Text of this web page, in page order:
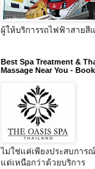
ผู้ให้บริการรถไฟฟ้าสายสี
Best Spa Treatment &
Massage Near You -
ไม่ใช่แค่เพียงประสบการ
แต่เหนือกว่าด้วยบริการ